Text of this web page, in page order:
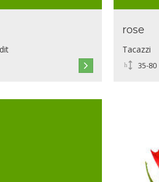
rose
Tacazzi
35-80